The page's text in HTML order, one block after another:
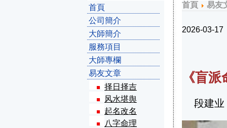
首頁
公司簡介
大師簡介
服務項目
大師專欄
易友文章
择日择吉
风水堪舆
起名改名
八字命理
首頁 易友
2026-03-17
《盲
段建业